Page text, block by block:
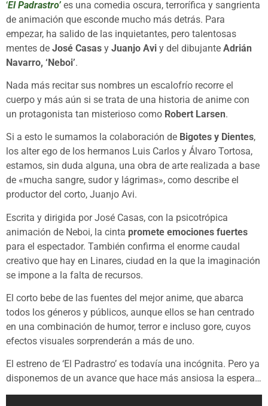
‘El Padrastro’ es una comedia oscura, terrorífica y sangrienta
de animación que esconde mucho más detrás. Para
empezar, ha salido de las inquietantes, pero talentosas
mentes de José Casas y Juanjo Avi y del dibujante Adrián
Navarro, ‘Neboi’.
Nada más recitar sus nombres un escalofrío recorre el
cuerpo y más aún si se trata de una historia de anime con
un protagonista tan misterioso como Robert Larsen.
Si a esto le sumamos la colaboración de Bigotes y Dientes,
los alter ego de los hermanos Luis Carlos y Álvaro Tortosa,
estamos, sin duda alguna, una obra de arte realizada a base
de «mucha sangre, sudor y lágrimas», como describe el
productor del corto, Juanjo Avi.
Escrita y dirigida por José Casas, con la psicotrópica
animación de Neboi, la cinta promete emociones fuertes
para el espectador. También confirma el enorme caudal
creativo que hay en Linares, ciudad en la que la imaginación
se impone a la falta de recursos.
El corto bebe de las fuentes del mejor anime, que abarca
todos los géneros y públicos, aunque ellos se han centrado
en una combinación de humor, terror e incluso gore, cuyos
efectos visuales sorprenderán a más de uno.
El estreno de ‘El Padrastro’ es todavía una incógnita. Pero ya
disponemos de un avance que hace más ansiosa la espera…